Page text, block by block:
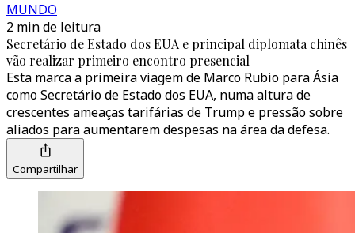
MUNDO
2 min de leitura
Secretário de Estado dos EUA e principal diplomata chinês
vão realizar primeiro encontro presencial
Esta marca a primeira viagem de Marco Rubio para Ásia
como Secretário de Estado dos EUA, numa altura de
crescentes ameaças tarifárias de Trump e pressão sobre
aliados para aumentarem despesas na área da defesa.
Compartilhar